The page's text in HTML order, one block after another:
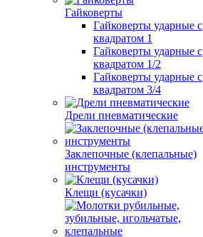
Гайковерты
Гайковерты ударные с
квадратом 1
Гайковерты ударные с
квадратом 1/2
Гайковерты ударные с
квадратом 3/4
Дрели пневматические
Заклепочные (клепальные)
инструменты
Клещи (кусачки)